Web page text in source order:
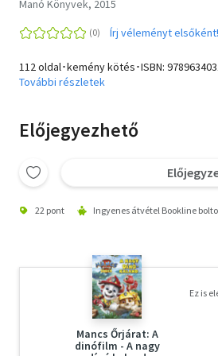
Manó Könyvek, 2015
Írj véleményt elsőként!
112 oldal･kemény kötés･ISBN:
További részletek
Előjegyezhető
22 pont Ingyenes átvétel Bookline
Mancs Őrjárat: A
dinófilm - A nagy
Ez is